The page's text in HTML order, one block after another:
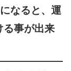
なると、運
る事が出来